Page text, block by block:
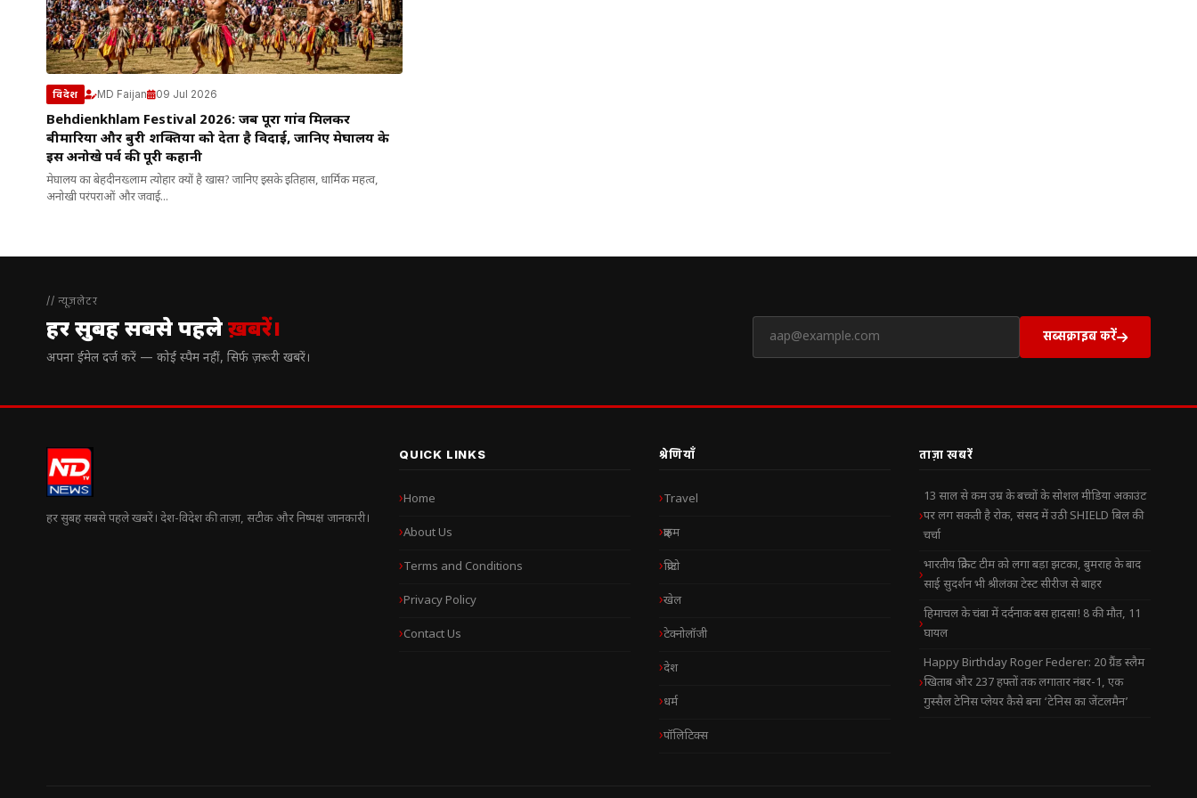
विदेश MD Faijan 09 Jul 2026
Behdienkhlam Festival 2026: जब पूरा गांव मिलकर
बीमारियों और बुरी शक्तियों को देता है विदाई, जानिए मेघालय के
इस अनोखे पर्व की पूरी कहानी
मेघालय का बेहदीनख्लाम त्योहार क्यों है खास? जानिए इसके इतिहास, धार्मिक महत्व,
अनोखी परंपराओं और जवाई...
// न्यूज़लेटर
हर सुबह सबसे पहलेख़बरें।
अपना ईमेल दर्ज करें — कोई स्पैम नहीं, सिर्फ ज़रूरी खबरें।
सब्सक्राइब करें
हर सुबह सबसे पहले खबरें। देश-विदेश की ताज़ा, सटीक और निष्पक्ष जानकारी।
QUICK LINKS
Home
About Us
Terms and Conditions
Privacy Policy
Contact Us
श्रेणियाँ
Travel
क्राइम
क्रिप्टो
खेल
टेक्नोलॉजी
देश
धर्म
पॉलिटिक्स
ताज़ा खबरें
13 साल से कम उम्र के बच्चों के सोशल मीडिया अकाउंट
पर लग सकती है रोक, संसद में उठी SHIELD बिल की
चर्चा
भारतीय क्रिकेट टीम को लगा बड़ा झटका, बुमराह के बाद
साई सुदर्शन भी श्रीलंका टेस्ट सीरीज से बाहर
हिमाचल के चंबा में दर्दनाक बस हादसा! 8 की मौत, 11
घायल
Happy Birthday Roger Federer: 20 ग्रैंड स्लैम
खिताब और 237 हफ्तों तक लगातार नंबर-1, एक
गुस्सैल टेनिस प्लेयर कैसे बना ‘टेनिस का जेंटलमैन’